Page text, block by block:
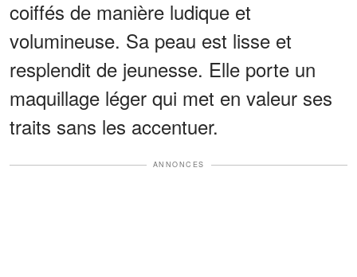
coiffés de manière ludique et
volumineuse. Sa peau est lisse et
resplendit de jeunesse. Elle porte un
maquillage léger qui met en valeur ses
traits sans les accentuer.
ANNONCES